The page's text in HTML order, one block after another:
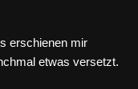
erschienen mir
etwas versetzt.